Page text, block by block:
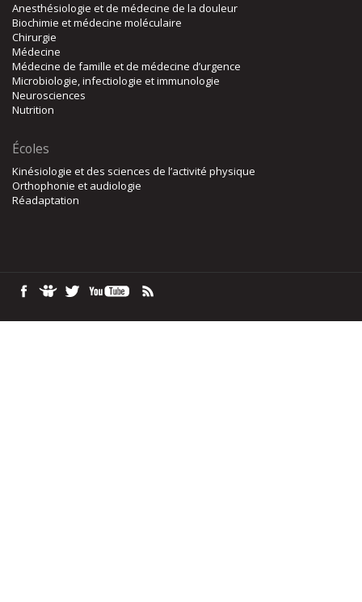
Anesthésiologie et de médecine de la douleur
Biochimie et médecine moléculaire
Chirurgie
Médecine
Médecine de famille et de médecine d’urgence
Microbiologie, infectiologie et immunologie
Neurosciences
Nutrition
Écoles
Kinésiologie et des sciences de l’activité physique
Orthophonie et audiologie
Réadaptation